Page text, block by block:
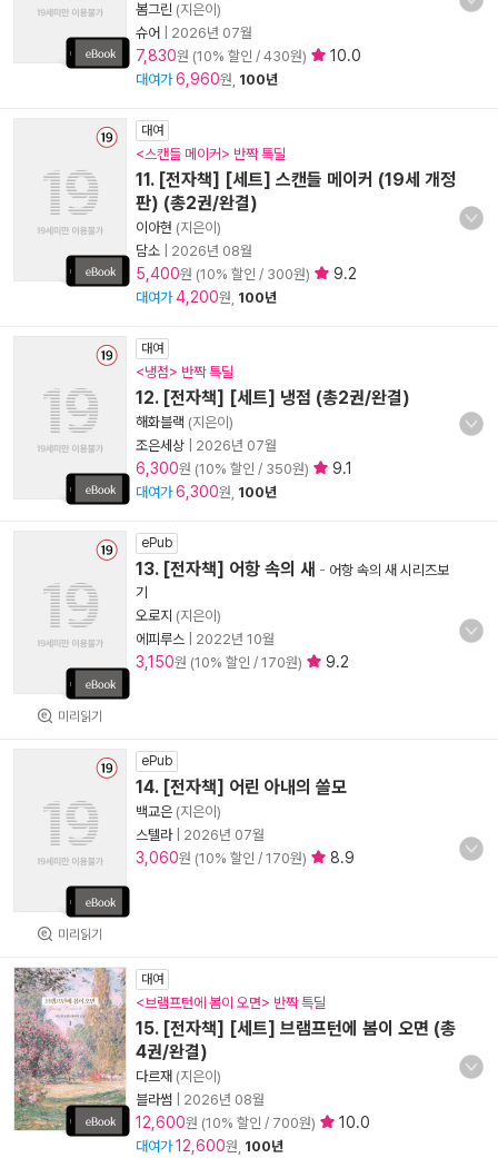
봄그린 (지은이)
슈어
2026년 07월
7,830원 (10% 할인 / 430원) 10.0
대여가 6,960원, 100년
대여
<스캔들 메이커> 반짝 특딜
11. [전자책] [세트] 스캔들 메이커 (19세 개정
판) (총2권/완결)
이아현 (지은이)
담소
2026년 08월
5,400원 (10% 할인 / 300원) 9.2
대여가 4,200원, 100년
대여
<냉점> 반짝 특딜
12. [전자책] [세트] 냉점 (총2권/완결)
해화블랙 (지은이)
조은세상
2026년 07월
6,300원 (10% 할인 / 350원) 9.1
대여가 6,300원, 100년
미리읽기
ePub
13. [전자책] 어항 속의 새 - 어항 속의 새 시리즈보
기
오로지 (지은이)
에피루스
2022년 10월
3,150원 (10% 할인 / 170원) 9.2
미리읽기
ePub
14. [전자책] 어린 아내의 쓸모
백교은 (지은이)
스텔라| 2026년 07월
3,060원 (10% 할인 / 170원) 8.9
대여
<브램프턴에 봄이 오면> 반짝 특딜
15. [전자책] [세트] 브램프턴에 봄이 오면 (총
4권/완결)
다르재 (지은이)
블라썸
2026년 08월
12,600원 (10% 할인 / 700원) 10.0
대여가 12,600원, 100년